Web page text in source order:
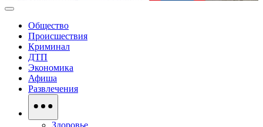
Общество
Происшествия
Криминал
ДТП
Экономика
Афиша
Развлечения